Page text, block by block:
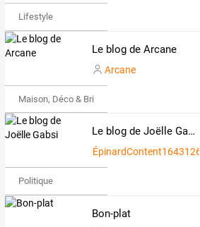
Lifestyle
Le blog de Arcane
Arcane
Maison, Déco & Bricolage
Le blog de Joëlle Gabsi
ÉpinardContent1643126
Politique
Bon-plat